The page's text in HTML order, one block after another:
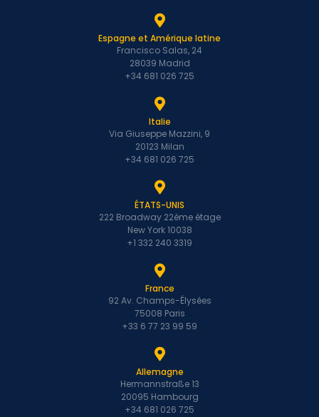
Espagne et Amérique latine
Francisco Salas, 24
28039 Madrid
+34 681 026 725
Italie
Via Giuseppe Mazzini, 9
20123 Milan
+34 681 026 725
ÉTATS-UNIS
222 Broadway 22ème étage
New York 10038
+1 332 240 3319
France
92 Av. Champs-Élysées
75008 Paris
+33 6 77 23 99 59
Allemagne
Hermannstraße 13
20095 Hambourg
+34 681 026 725